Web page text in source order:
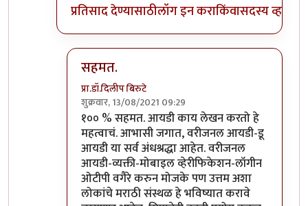
प्रतिसाद देण्यासाठीलॉग इन कराकिंवासदस्य व्हा
सहमत.
प्रा.डॉ.दिलीप बिरुटे
शुक्रवार, 13/08/2021 09:29
In reply to@टकाजीbyBhakti
१०० % सहमत. आयडी काय लेखन करतो हे
महत्वाचं. आभासी जगात, वरीजनल आयडी-डू
आयडी या सर्व अंधश्रद्धा आहेत. वरीजनल
आयडी-व्यक्ती-मोबाइल व्हेरीफिकेशन-लॉगीन
ओटीपी वगैरे करुन मोजके पण उत्तम अशा
लोकांचे मराठी संस्थळ हे भविष्यात करावे